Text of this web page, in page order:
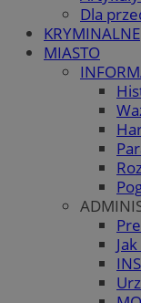
Dla
KRYMINALNE
MIASTO